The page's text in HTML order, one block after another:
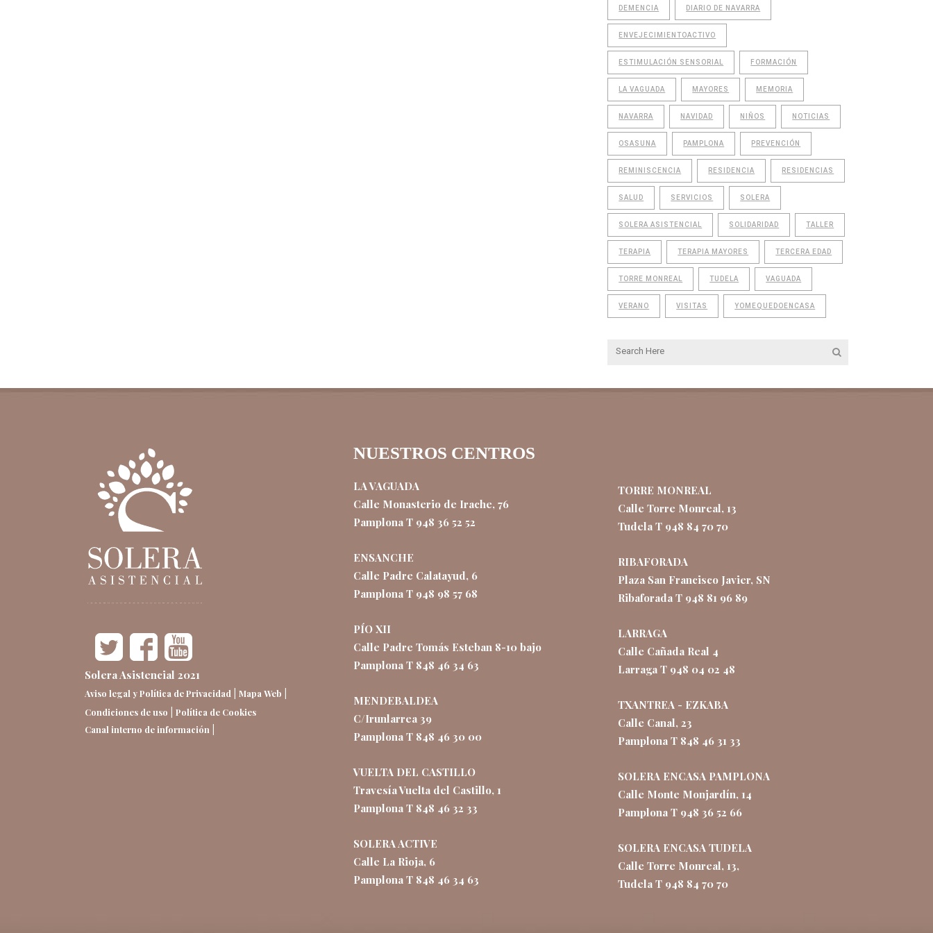
DEMENCIA DIARIO DE NAVARRA
ENVEJECIMIENTOACTIVO
ESTIMULACIÓN SENSORIAL FORMACIÓN
LA VAGUADA MAYORES MEMORIA
NAVARRA NAVIDAD NIÑOS NOTICIAS
OSASUNA PAMPLONA PREVENCIÓN
REMINISCENCIA RESIDENCIA RESIDENCIAS
SALUD SERVICIOS SOLERA
SOLERA ASISTENCIAL SOLIDARIDAD TALLER
TERAPIA TERAPIA MAYORES TERCERA EDAD
TORRE MONREAL TUDELA VAGUADA
VERANO VISITAS YOMEQUEDOENCASA
Solera Asistencial 2021
Aviso legal y Política de Privacidad Mapa Web
Condiciones de uso
Política de Cookies
Canal interno de información
NUESTROS CENTROS
LA VAGUADA
Calle Monasterio de Irache, 76
Pamplona T 948 36 52 52
ENSANCHE
Calle Padre Calatayud, 6
Pamplona T 948 98 57 68
PÍO XII
Calle Padre Tomás Esteban 8-10 bajo
Pamplona T 848 46 34 63
MENDEBALDEA
C/Irunlarrea 39
Pamplona T 848 46 30 00
VUELTA DEL CASTILLO
Travesía Vuelta del Castillo, 1
Pamplona T 848 46 32 33
SOLERA ACTIVE
Calle La Rioja, 6
Pamplona T 848 46 34 63
TORRE MONREAL
Calle Torre Monreal, 13
Tudela T 948 84 70 70
RIBAFORADA
Plaza San Francisco Javier, SN
Ribaforada T 948 81 96 89
LARRAGA
Calle Cañada Real 4
Larraga T 948 04 02 48
TXANTREA - EZKABA
Calle Canal, 23
Pamplona T 848 46 31 33
SOLERA ENCASA PAMPLONA
Calle Monte Monjardín, 14
Pamplona T 948 36 52 66
SOLERA ENCASA TUDELA
Calle Torre Monreal, 13,
Tudela T 948 84 70 70